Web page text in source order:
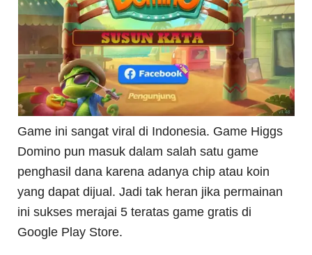
Game ini sangat viral di Indonesia. Game Higgs
Domino pun masuk dalam salah satu game
penghasil dana karena adanya chip atau koin
yang dapat dijual. Jadi tak heran jika permainan
ini sukses merajai 5 teratas game gratis di
Google Play Store.